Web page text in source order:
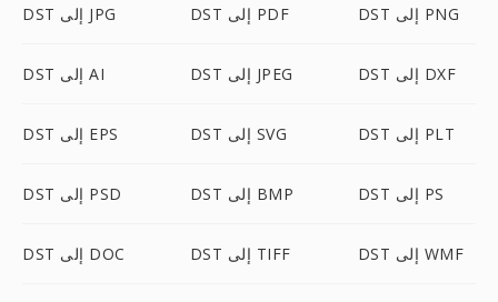
DST إلى JPG DST إلى PDF DST إلى PNG
DST إلى AI DST إلى JPEG DST إلى DXF
DST إلى EPS DST إلى SVG DST إلى PLT
DST إلى PSD DST إلى BMP DST إلى PS
DST إلى DOC DST إلى TIFF DST إلى WMF